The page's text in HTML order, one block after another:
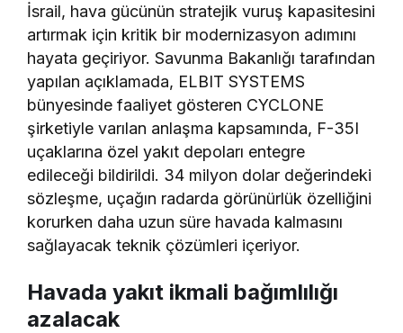
İsrail, hava gücünün stratejik vuruş kapasitesini
artırmak için kritik bir modernizasyon adımını
hayata geçiriyor. Savunma Bakanlığı tarafından
yapılan açıklamada, ELBIT SYSTEMS
bünyesinde faaliyet gösteren CYCLONE
şirketiyle varılan anlaşma kapsamında, F-35I
uçaklarına özel yakıt depoları entegre
edileceği bildirildi. 34 milyon dolar değerindeki
sözleşme, uçağın radarda görünürlük özelliğini
korurken daha uzun süre havada kalmasını
sağlayacak teknik çözümleri içeriyor.
Havada yakıt ikmali bağımlılığı
azalacak